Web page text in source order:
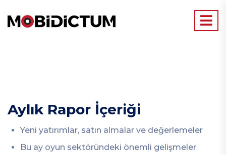
Aylık Rapor İçeriği
Yeni yatırımlar, satın almalar ve değerlemeler
Bu ay oyun sektöründeki önemli gelişmeler